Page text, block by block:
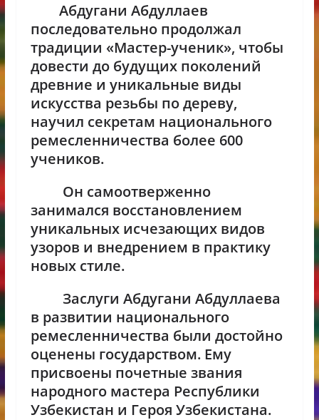
Абдугани Абдуллаев
последовательно продолжал
традиции «Мастер-ученик», чтобы
довести до будущих поколений
древние и уникальные виды
искусства резьбы по дереву,
научил секретам национального
ремесленничества более 600
учеников.
Он самоотверженно
занимался восстановлением
уникальных исчезающих видов
узоров и внедрением в практику
новых стиле.
Заслуги Абдугани Абдуллаева
в развитии национального
ремесленничества были достойно
оценены государством. Ему
присвоены почетные звания
народного мастера Республики
Узбекистан и Героя Узбекистана.